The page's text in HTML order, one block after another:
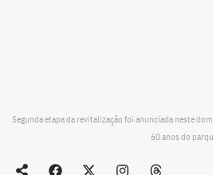
Segunda etapa da revitalização foi anunciada neste
60 anos do